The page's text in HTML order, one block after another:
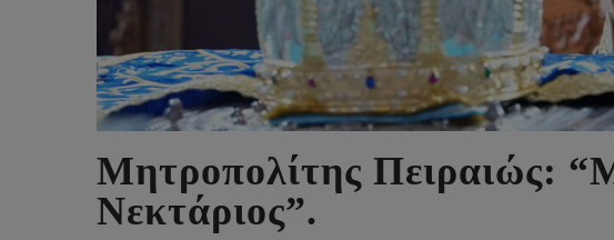
Μητροπολίτης Πειραιώς:
Νεκτάριος”.